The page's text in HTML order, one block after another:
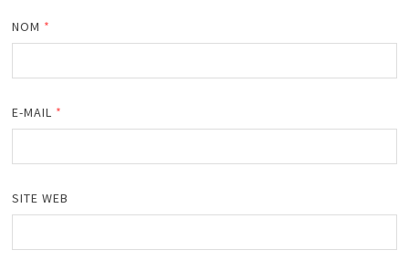
NOM *
E-MAIL *
SITE WEB